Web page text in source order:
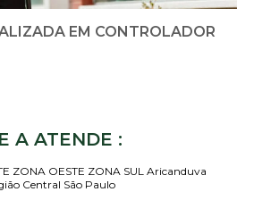
EM CONTROLADOR
A ATENDE :
ZONA OESTE ZONA SUL Aricanduva
Central São Paulo